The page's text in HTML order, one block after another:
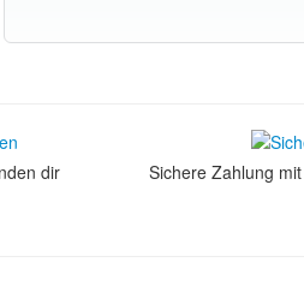
dir
Sichere Zahlung